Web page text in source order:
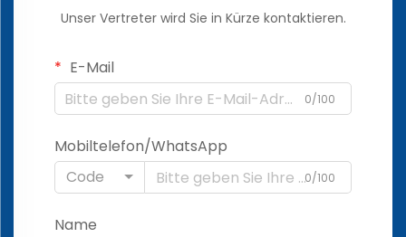
Unser Vertreter wird Sie in Kürze kontaktieren.
E-Mail
0/100
Mobiltelefon/WhatsApp
Code
0/100
Name